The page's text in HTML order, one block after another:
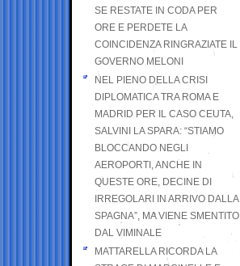
SE RESTATE IN CODA PER
ORE E PERDETE LA
COINCIDENZA RINGRAZIATE IL
GOVERNO MELONI
NEL PIENO DELLA CRISI
DIPLOMATICA TRA ROMA E
MADRID PER IL CASO CEUTA,
SALVINI LA SPARA: “STIAMO
BLOCCANDO NEGLI
AEROPORTI, ANCHE IN
QUESTE ORE, DECINE DI
IRREGOLARI IN ARRIVO DALLA
SPAGNA”, MA VIENE SMENTITO
DAL VIMINALE
MATTARELLA RICORDA LA